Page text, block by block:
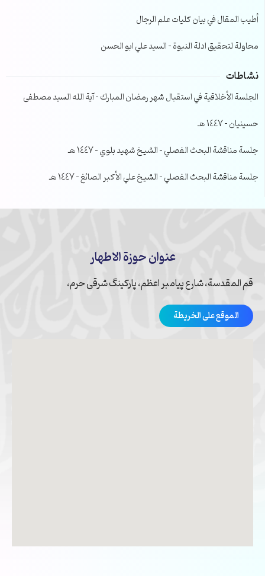
أطيب المقال في بيان كليات علم الرجال
محاولة لتحقيق ادلة النبوة – السيد علي ابو الحسن
نشاطات
الجلسة الأخلاقية في استقبال شهر رمضان المبارك – آية الله السيد مصطفى
حسينيان – 1447 هـ
جلسة مناقشة البحث الفصلي – الشيخ شهيد بلوي – 1447 هـ
جلسة مناقشة البحث الفصلي – الشيخ علي الأكبر الصائغ – 1447 هـ
عنوان حوزة الاطهار
قم المقدسة، شارع پیامبر اعظم، پارکینگ شرقی حرم،
الموقع على الخريطة